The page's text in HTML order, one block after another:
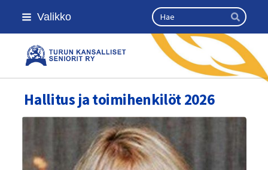
Siirry
sivun
Valikko Haku
Hae
Turun kansalliset seniorit ry
Hallitus ja toimihenkilöt 2026